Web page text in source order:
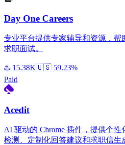
Day One Careers
专业平台提供专家辅导和资源，
求职面试。
♨️ 15.38K🇺🇸 59.23%
Paid
Acedit
AI 驱动的 Chrome 插件，提供个
检测、定制化回答建议和求职信生